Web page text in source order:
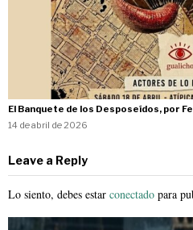
El Banquete de los Desposeídos, por
14 de abril de 2026
Leave a Reply
Lo siento, debes estar conectado para